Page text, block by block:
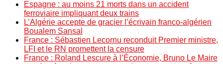
Espagne : au moins 21 morts dans un accident
ferroviaire impliquant deux trains
L’Algérie accepte de gracier l’écrivain franco-algérien
Boualem Sansal
France : Sébastien Lecornu reconduit Premier ministre,
LFI et le RN promettent la censure
France : Roland Lescure à l’Économie, Bruno Le Maire